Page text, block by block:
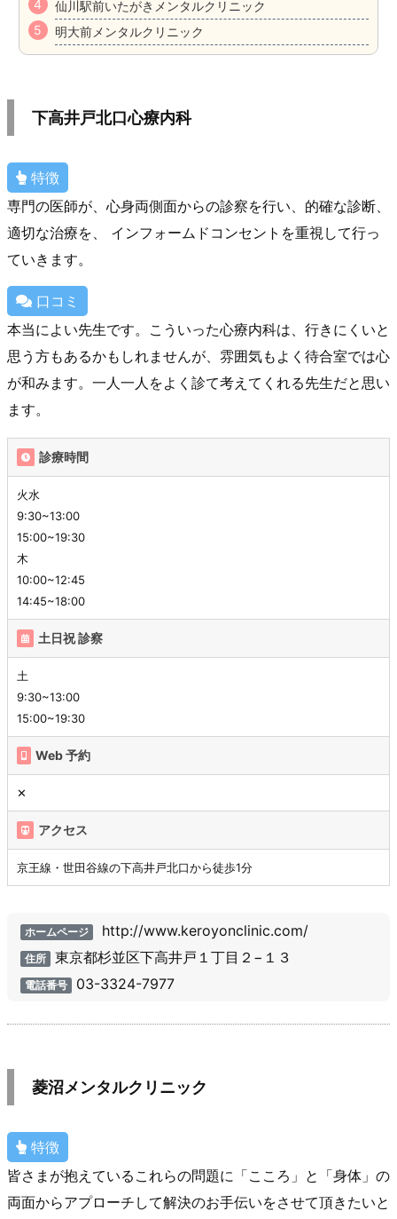
仙川駅前いたがきメンタルクリニック
明大前メンタルクリニック
下高井戸北口心療内科
特徴
専門の医師が、心身両側面からの診察を行い、的確な診断、
適切な治療を、 インフォームドコンセントを重視して行っ
ていきます。
口コミ
本当によい先生です。こういった心療内科は、行きにくいと
思う方もあるかもしれませんが、雰囲気もよく待合室では心
が和みます。一人一人をよく診て考えてくれる先生だと思い
ます。
診療時間
火水
9:30~13:00
15:00~19:30
木
10:00~12:45
14:45~18:00
土日祝 診察
土
9:30~13:00
15:00~19:30
Web 予約
✕
アクセス
京王線・世田谷線の下高井戸北口から徒歩1分
ホームページ http://www.keroyonclinic.com/
住所 東京都杉並区下高井戸１丁目２−１３
電話番号 03-3324-7977
菱沼メンタルクリニック
特徴
皆さまが抱えているこれらの問題に「こころ」と「身体」の
両面からアプローチして解決のお手伝いをさせて頂きたいと